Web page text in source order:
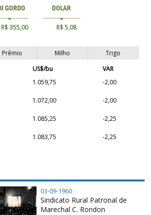
R$ 355,00 R$ 5,08
Prêmio Milho
Trigo
US$/bu
VAR
1.059,75 -2,00
1.072,00 -2,00
1.085,25 -2,25
1.083,75 -2,25
03-09-1960
Sindicato Rural Patronal de
Marechal C. Rondon